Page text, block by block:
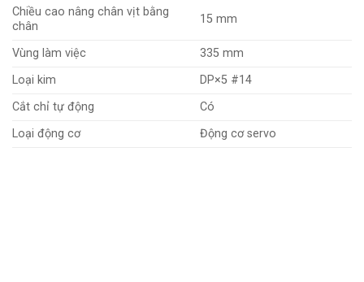
Chiều cao nâng chân vịt bằng
chân
15 mm
Vùng làm việc
335 mm
Loại kim
DP×5 #14
Cắt chỉ tự động
Có
Loại động cơ
Động cơ servo